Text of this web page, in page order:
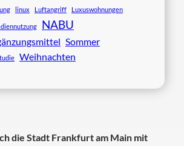
linux Luftangriff Luxuswohnungen
NABU
Sommer
Weihnachten
die Stadt Frankfurt am Main mit